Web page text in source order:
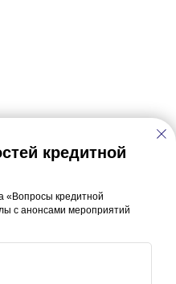
кредитной
«Вопросы кредитной
с анонсами мероприятий